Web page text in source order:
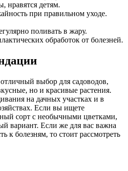
нравятся детям.
при правильном уходе.
поливать в жару.
обработок от болезней.
выбор для садоводов,
но и красивые растения.
на дачных участках и в
Если вы ищете
сорт с необычными цветками,
вариант. Если же для вас важна
к болезням, то стоит рассмотреть